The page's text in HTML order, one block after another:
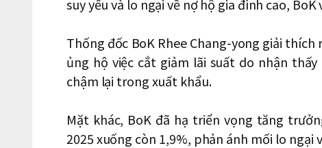
suy yếu và lo ngại về nợ hộ gia đình cao,
Thống đốc BoK Rhee Chang-yong giải
ủng hộ việc cắt giảm lãi suất do nhận
chậm lại trong xuất khẩu.
Mặt khác, BoK đã hạ triển vọng tăng
2025 xuống còn 1,9%, phản ánh mối lo